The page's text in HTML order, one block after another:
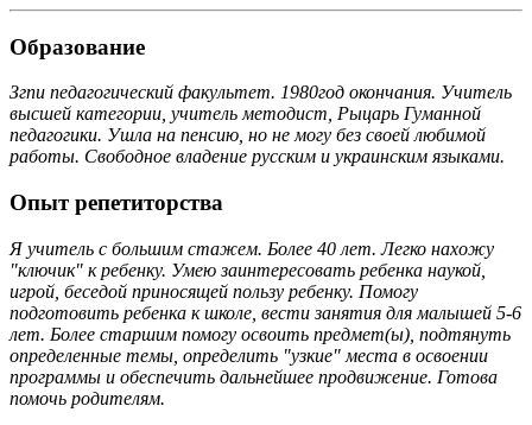
Образование
Згпи педагогический факультет. 1980год окончания. Учитель
высшей категории, учитель методист, Рыцарь Гуманной
педагогики. Ушла на пенсию, но не могу без своей любимой
работы. Свободное владение русским и украинским языками.
Опыт репетиторства
Я учитель с большим стажем. Более 40 лет. Легко нахожу
"ключик" к ребенку. Умею заинтересовать ребенка наукой,
игрой, беседой приносящей пользу ребенку. Помогу
подготовить ребенка к школе, вести занятия для малышей 5-6
лет. Более старшим помогу освоить предмет(ы), подтянуть
определенные темы, определить "узкие" места в освоении
программы и обеспечить дальнейшее продвижение. Готова
помочь родителям.